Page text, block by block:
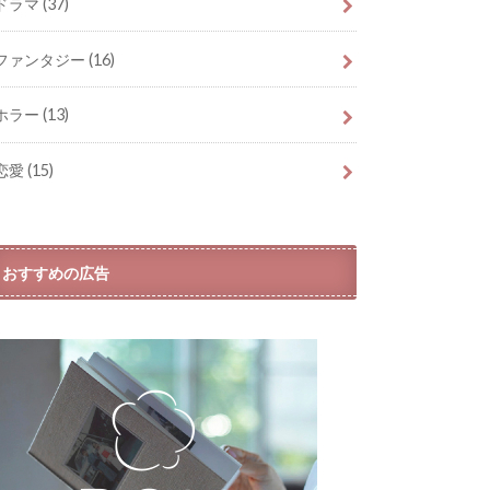
ァンタジー(16)
ラー(13)
愛(15)
おすすめの広告